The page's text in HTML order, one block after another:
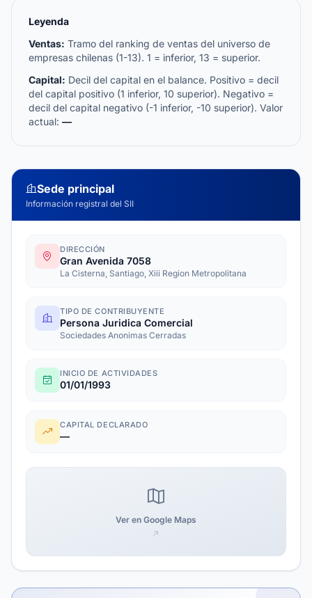
Leyenda
Ventas: Tramo del ranking de ventas del universo de
empresas chilenas (1-13). 1 = inferior, 13 = superior.
Capital: Decil del capital en el balance. Positivo = decil
del capital positivo (1 inferior, 10 superior). Negativo =
decil del capital negativo (-1 inferior, -10 superior). Valor
actual: —
Sede principal
Información registral del SII
DIRECCIÓN
Gran Avenida 7058
La Cisterna, Santiago, Xiii Region Metropolitana
TIPO DE CONTRIBUYENTE
Persona Juridica Comercial
Sociedades Anonimas Cerradas
INICIO DE ACTIVIDADES
01/01/1993
CAPITAL DECLARADO
—
Ver en Google Maps